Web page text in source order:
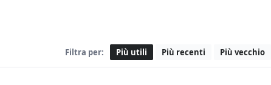
Filtra per: Più utili Più recenti Più vecchio